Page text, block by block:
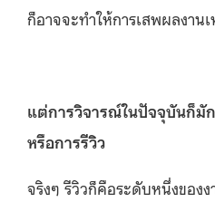
ก็อาจจะทำให้การเสพผลงาน
แต่การวิจารณ์ในปัจจุบันก็มั
หรือการรีวิว
จริงๆ รีวิวก็คือระดับหนึ่งของ